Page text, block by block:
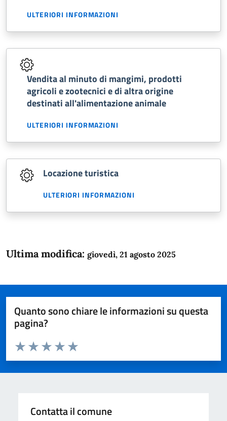
ULTERIORI INFORMAZIONI
Vendita al minuto di mangimi, prodotti
agricoli e zootecnici e di altra origine
destinati all'alimentazione animale
ULTERIORI INFORMAZIONI
Locazione turistica
ULTERIORI INFORMAZIONI
Ultima modifica: giovedì, 21 agosto 2025
Quanto sono chiare le informazioni su questa
pagina?
Domanda
Valuta da 1 a 5 stelle la pagina
Valuta 5 stelle su 5
Valuta 4 stelle su 5
Valuta 3 stelle su 5
Valuta 2 stelle su 5
Valuta 1 stelle su 5
Contatta il comune